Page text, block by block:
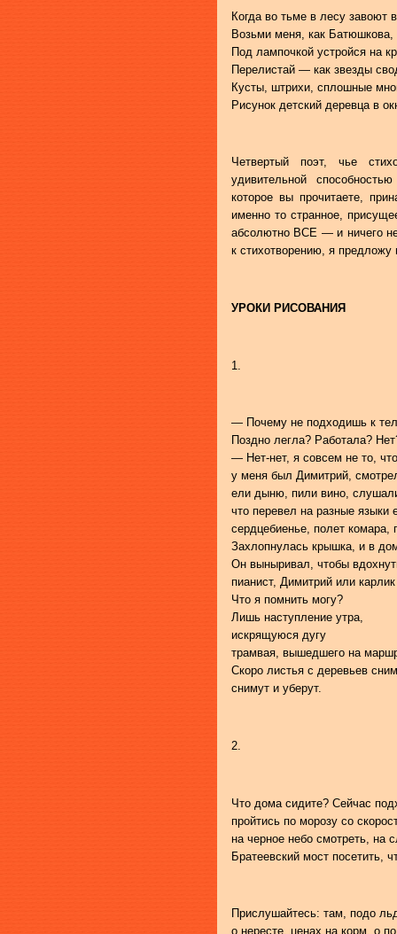
Когда во тьме в лесу завоют
Возьми меня, как Батюшкова,
Под лампочкой устройся на
Перелистай — как звезды
Кусты, штрихи, сплошные
Рисунок детский деревца в
Четвертый поэт, чье
удивительной
которое вы прочитаете,
именно то странное,
абсолютно ВСЕ — и ничего не
к стихотворению, я предложу
УРОКИ РИСОВАНИЯ
1.
— Почему не подходишь к
Поздно легла? Работала?
— Нет-нет, я совсем не то,
у меня был Димитрий,
ели дыню, пили вино,
что перевел на разные языки
сердцебиенье, полет комара,
Захлопнулась крышка, и в
Он выныривал, чтобы
пианист, Димитрий или
Что я помнить могу?
Лишь наступление утра,
искрящуюся дугу
трамвая, вышедшего на
Скоро листья с деревьев
снимут и уберут.
2.
Что дома сидите? Сейчас
пройтись по морозу со
на черное небо смотреть, на
Братеевский мост посетить,
Прислушайтесь: там, подо
о нересте, ценах на корм, о